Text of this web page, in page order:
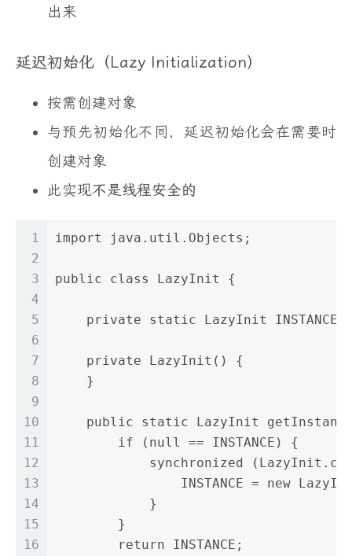
出来
延迟初始化（Lazy Initialization）
按需创建对象
与预先初始化不同，延迟初始化会在需要时
创建对象
此实现不是线程安全的
1
2
3
4
5
6
7
8
9
10
11
12
13
14
15
16
import java.util.Objects;
public class LazyInit {
private static LazyInit INSTANCE
    private LazyInit() {
    }
public static LazyInit
        if (null == INSTANCE) {
synchronized
INSTANCE = new
            }
        }
        return INSTANCE;